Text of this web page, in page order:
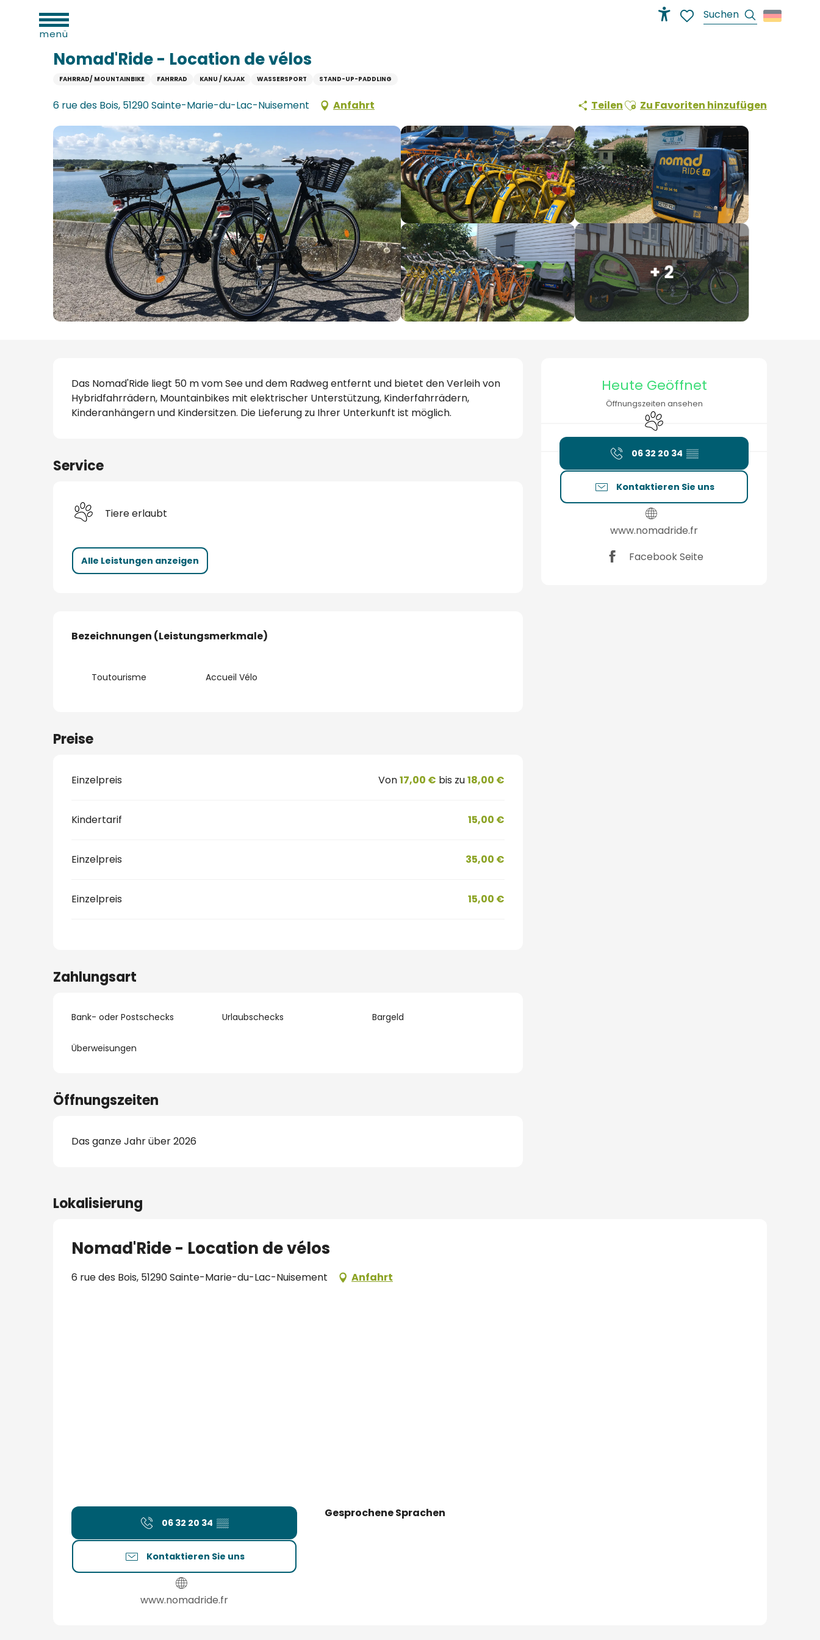
contenu
Suche
menü
Startseite
Nomad'Ride - Location de vélos
FAHRRAD/ MOUNTAINBIKE FAHRRAD KANU / KAJAK WASSERSPORT STAND-UP-PADDLING
6 rue des Bois, 51290 Sainte-Marie-du-Lac-Nuisement Anfahrt TeilenAjouter aux favoris
Zu Favoriten hinzufügen
+ 2
Öffnungszeiten &
Heute Geöffnet
Öffnungszeiten ansehen
Tiere erlaubt
06 32 20 34 ▒▒
Kontaktieren Sie uns
www.nomadride.fr
Facebook Seite
Beschreibung
Das Nomad'Ride liegt 50 m vom See und dem Radweg entfernt und bietet den Verleih von
Hybridfahrrädern, Mountainbikes mit elektrischer Unterstützung, Kinderfahrrädern,
Kinderanhängern und Kindersitzen. Die Lieferung zu Ihrer Unterkunft ist möglich.
Service
Tiere erlaubt
Alle Leistungen anzeigen
Leistungensmöglichkeiten
Bezeichnungen (Leistungsmerkmale)
Bezeichnungen (Leistungsmerkmale)
Toutourisme Accueil Vélo
Preise
Einzelpreis Von17,00 € bis zu18,00 €
Kindertarif 15,00 €
Einzelpreis 35,00 €
Einzelpreis 15,00 €
Zahlungsart
Bank- oder Postschecks Urlaubschecks Bargeld
Überweisungen
Öffnungszeiten
Das ganze Jahr über 2026
Lokalisierung
Nomad'Ride - Location de vélos
6 rue des Bois, 51290 Sainte-Marie-du-Lac-Nuisement Anfahrt
06 32 20 34 ▒▒
Kontaktieren Sie uns
www.nomadride.fr
Gesprochene Sprachen
Gesprochene Sprachen